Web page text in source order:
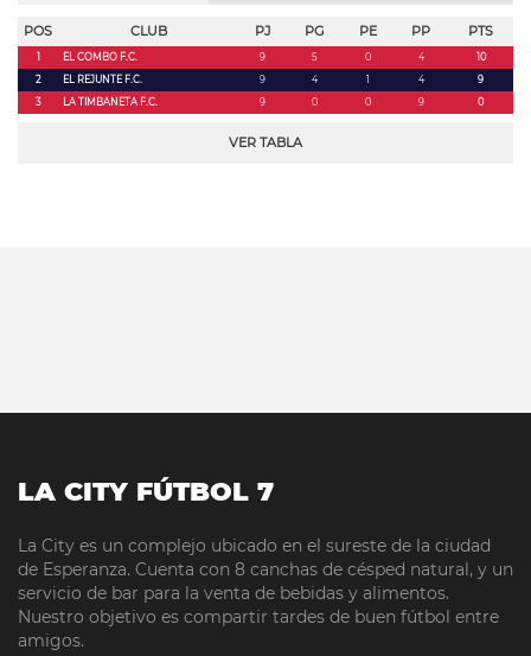
POS CLUB PJ PG PE PP PTS
1 EL COMBO F.C. 9 5 0 4
10
2
EL REJUNTE F.C. 9 4 1 4
9
3
LA TIMBANETA F.C. 9 0 0 9 0
VER TABLA
LA CITY FÚTBOL 7
La City es un complejo ubicado en el sureste de la ciudad
de Esperanza. Cuenta con 8 canchas de césped natural, y un
servicio de bar para la venta de bebidas y alimentos.
Nuestro objetivo es compartir tardes de buen fútbol entre
amigos.